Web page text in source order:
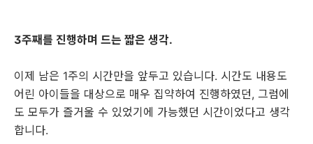
3주째를 진행하며 드는 짧은 생각.
이제 남은 1주의 시간만을 앞두고 있습니다. 시간도 내용도
어린 아이들을 대상으로 매우 집약하여 진행하였던, 그럼에
도 모두가 즐거울 수 있었기에 가능했던 시간이었다고 생각
합니다.